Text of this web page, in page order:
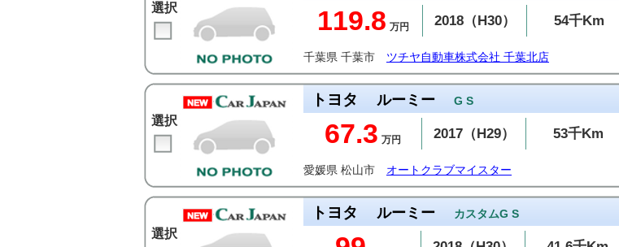
選択 119.8 万円 2018（H30） 54千Km
千葉県 千葉市 ツチヤ自動車株式会社 千葉北店
選択
トヨタ ルーミー G S
67.3 万円 2017（H29） 53千Km
愛媛県 松山市 オートクラブマイスター
選択
トヨタ ルーミー カスタムG S